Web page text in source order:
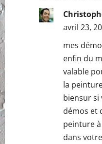
avril 23,
mes
enfin du
valable
la
biensur si
démos et
peinture
dans